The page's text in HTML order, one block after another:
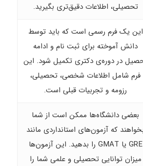
تحصیلی، اطلاعات دقیق‌تری بگیرید.
این یک فرم رسمی است که باید توسط
دانش آموخته برای ثبت نام و ادامه
در دوره‌ی دکتری تکمیل شود. این
فرم شامل اطلاعات شخصی، تحصیلی،
رزومه و تجربیات قبلی است.
بعضی دانشگاه‌ها ممکن است از شما
که آزمون‌های استانداردی مانند
GRE یا GMAT را بدهید. این آزمون‌ها
میزان توانایی تحصیلی و علمی شما را